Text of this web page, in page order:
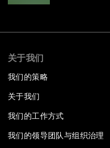
关于我们
我们的策略
关于我们
我们的工作方式
我们的领导团队与组织治理